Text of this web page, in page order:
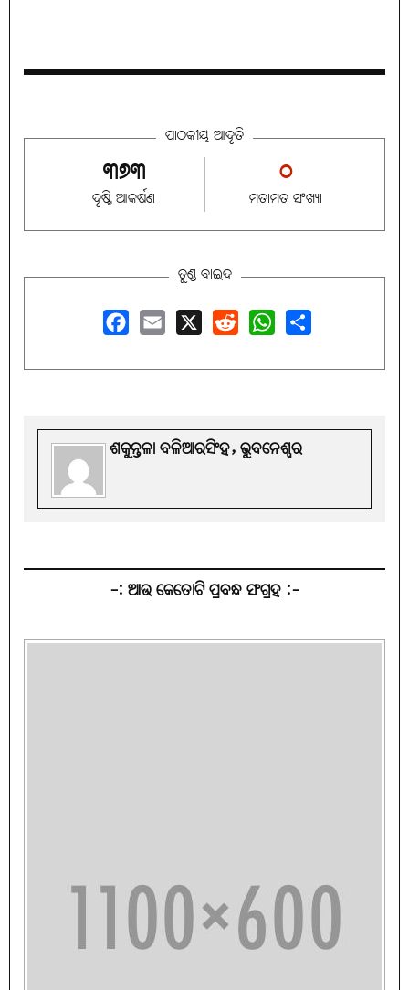
ପାଠକୀୟ ଆଦୃତି
୩୭୩
ଦୃଷ୍ଟି ଆକର୍ଷଣ
୦
ମତାମତ ସଂଖ୍ୟା
ତୁଣ୍ଡ ବାଇଦ
ଶକୁନ୍ତଳା ବଳିଆରସିଂହ, ଭୁବନେଶ୍ବର
-: ଆଉ କେତୋଟି ପ୍ରବନ୍ଧ ସଂଗ୍ରହ :-